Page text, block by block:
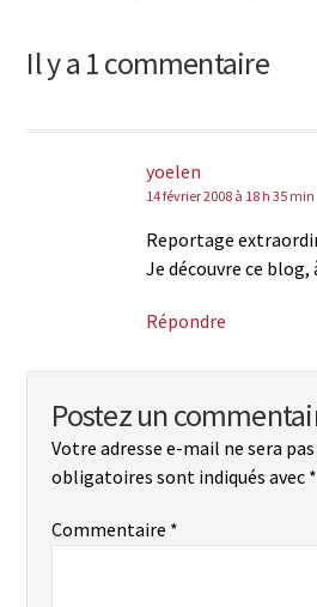
Il y a 1 commentaire
yoelen
14 février 2008 à 18 h 35 min
Reportage
Je découvre ce
Répondre
Postez un
Votre adresse e-mail ne sera
obligatoires sont indiqués avec *
Commentaire *